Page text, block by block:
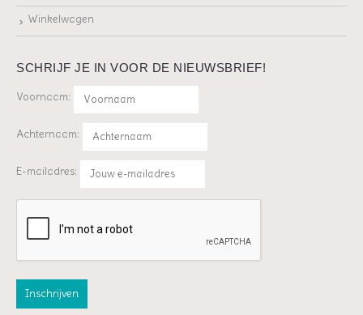
Winkelwagen
SCHRIJF JE IN VOOR DE NIEUWSBRIEF!
Voornaam:
Achternaam:
E-mailadres: